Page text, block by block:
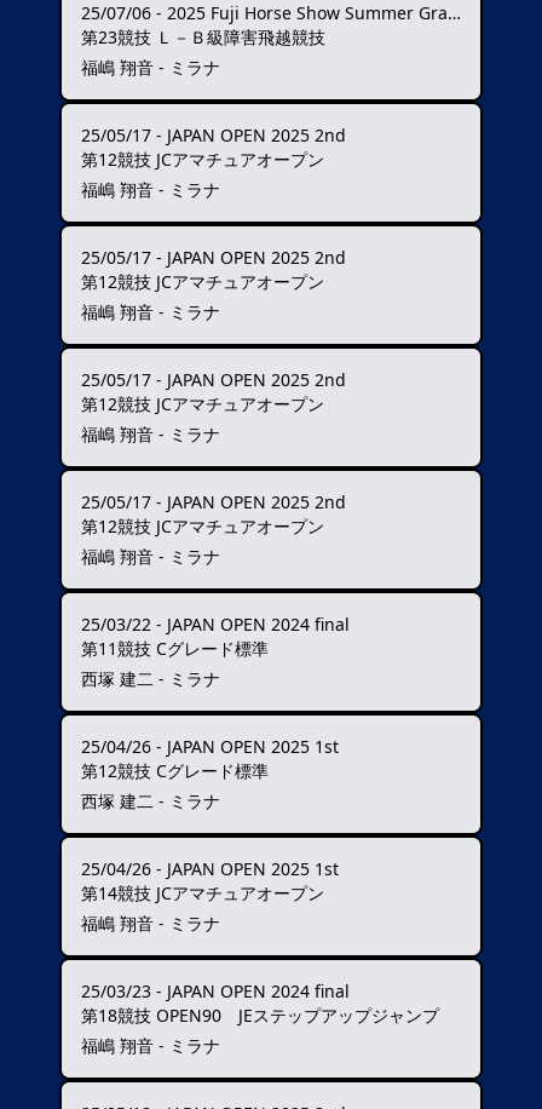
25/07/06 - 2025 Fuji Horse Show Summer Grand Prix ★★★
第23競技 Ｌ－Ｂ級障害飛越競技
福嶋 翔音 - ミラナ
25/05/17 - JAPAN OPEN 2025 2nd
第12競技 JCアマチュアオープン
福嶋 翔音 - ミラナ
25/05/17 - JAPAN OPEN 2025 2nd
第12競技 JCアマチュアオープン
福嶋 翔音 - ミラナ
25/05/17 - JAPAN OPEN 2025 2nd
第12競技 JCアマチュアオープン
福嶋 翔音 - ミラナ
25/05/17 - JAPAN OPEN 2025 2nd
第12競技 JCアマチュアオープン
福嶋 翔音 - ミラナ
25/03/22 - JAPAN OPEN 2024 final
第11競技 Cグレード標準
西塚 建二 - ミラナ
25/04/26 - JAPAN OPEN 2025 1st
第12競技 Cグレード標準
西塚 建二 - ミラナ
25/04/26 - JAPAN OPEN 2025 1st
第14競技 JCアマチュアオープン
福嶋 翔音 - ミラナ
25/03/23 - JAPAN OPEN 2024 final
第18競技 OPEN90 JEステップアップジャンプ
福嶋 翔音 - ミラナ